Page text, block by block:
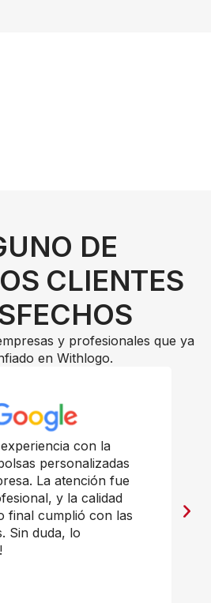
DE
CLIENTES
y profesionales que ya
en Withlogo.
con la
personalizadas
La atención fue
y la calidad
final cumplió con las
Sin duda, lo